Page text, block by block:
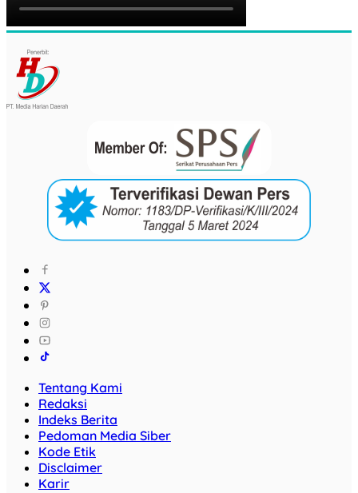
Tentang Kami
Redaksi
Indeks Berita
Pedoman Media Siber
Kode Etik
Disclaimer
Karir